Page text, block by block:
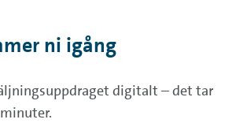
ni igång
digitalt – det tar